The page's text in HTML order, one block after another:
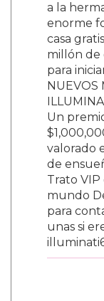
a la
enorme
casa
millón de
para
NUEVOS
Un
valorado
de
Trato
mundo
para
unas si